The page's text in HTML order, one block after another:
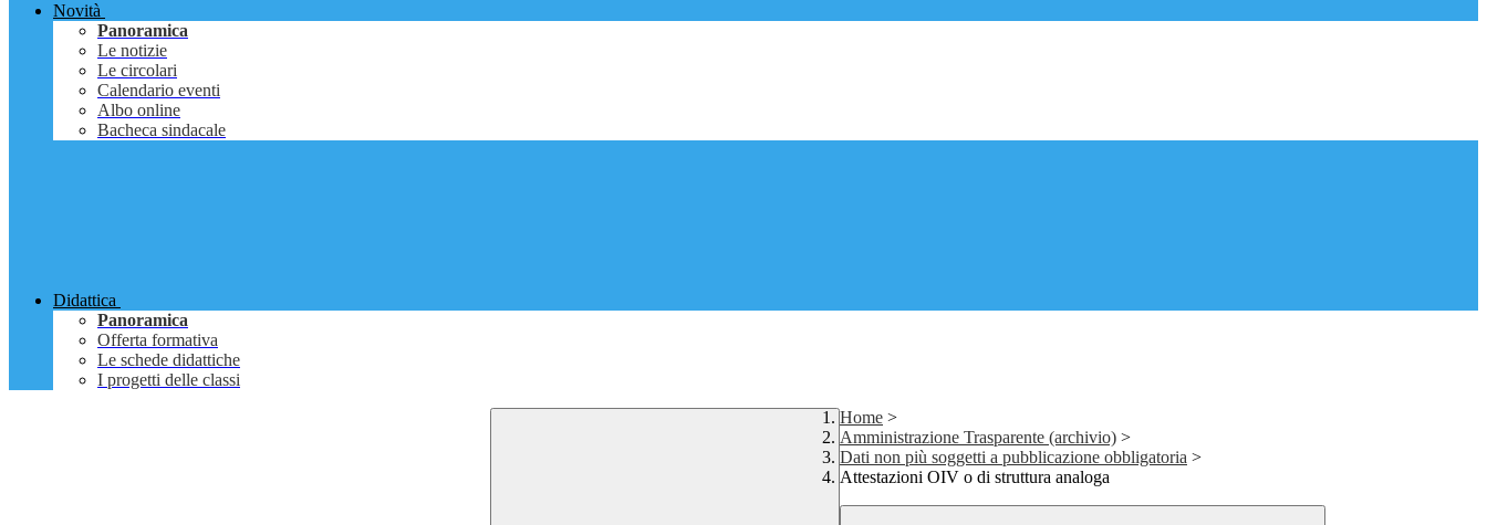
Novità
Panoramica
Le notizie
Le circolari
Calendario eventi
Albo online
Bacheca sindacale
Didattica
Panoramica
Offerta formativa
Le schede didattiche
I progetti delle classi
Home >
Amministrazione Trasparente (archivio) >
Dati non più soggetti a pubblicazione obbligatoria >
Attestazioni OIV o di struttura analoga